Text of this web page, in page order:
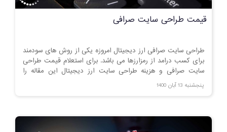
قیمت طراحی سایت صرافی
طراحی سایت صرافی ارز دیجیتال امروزه یکی از روش های سودمند
برای کسب درامد از رمزارزها می باشد. برای استعلام قیمت طراحی
سایت صرافی و هزینه طراحی سایت ارز دیجیتال این مقاله را
مطالعه کنید.
پنجشنبه 13 آبان 1400